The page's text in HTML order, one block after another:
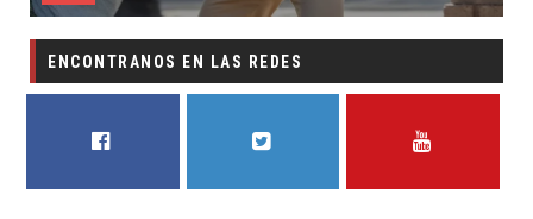
ENCONTRANOS EN LAS REDES